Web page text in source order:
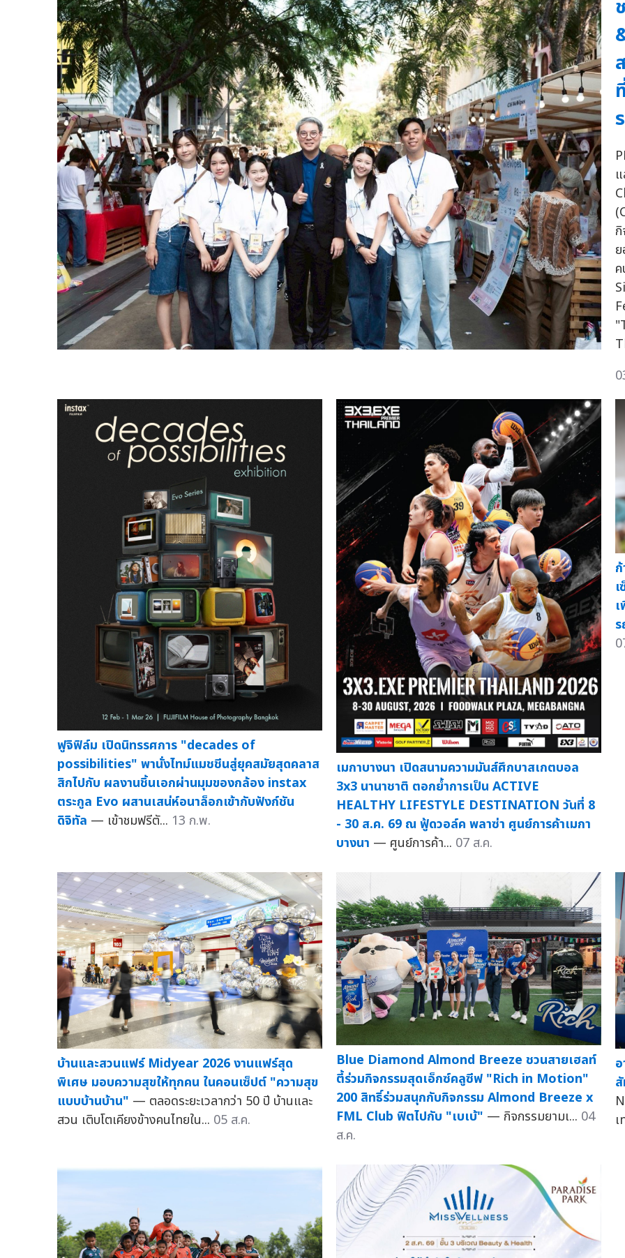
ร
ฟูจิฟิล์ม เปิดนิทรรศการ "decades of
possibilities" พานั่งไทม์แมชชีนสู่ยุคสมัยสุดคลาส
สิกไปกับ ผลงานชิ้นเอกผ่านมุมของกล้อง instax
ตระกูล Evo ผสานเสน่ห์อนาล็อกเข้ากับฟังก์ชัน
ดิจิทัล — เข้าชมฟรีตั... 13 ก.พ.
เมกาบางนา เปิดสนามความมันส์ศึกบาสเกตบอล
3x3 นานาชาติ ตอกย้ำการเป็น ACTIVE
HEALTHY LIFESTYLE DESTINATION วันที่ 8
- 30 ส.ค. 69 ณ ฟู้ดวอล์ค พลาซ่า ศูนย์การค้าเมกา
บางนา — ศูนย์การค้า... 07 ส.ค.
บ้านและสวนแฟร์ Midyear 2026 งานแฟร์สุด
พิเศษ มอบความสุขให้ทุกคน ในคอนเซ็ปต์ "ความสุข
แบบบ้านบ้าน" — ตลอดระยะเวลากว่า 50 ปี บ้านและ
สวน เติบโตเคียงข้างคนไทยใน... 05 ส.ค.
Blue Diamond Almond Breeze ชวนสายเฮลท์
ตี้ร่วมกิจกรรมสุดเอ็กซ์คลูซีฟ "Rich in Motion"
200 สิทธิ์ร่วมสนุกกับกิจกรรม Almond Breeze x
FML Club ฟิตไปกับ "เบเบ้" — กิจกรรมยามเ... 04
ส.ค.